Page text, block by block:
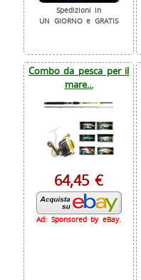
Spedizioni in
UN GIORNO e GRATIS
Combo da pesca per il
mare...
64,45 €
Ad: Sponsored by eBay.